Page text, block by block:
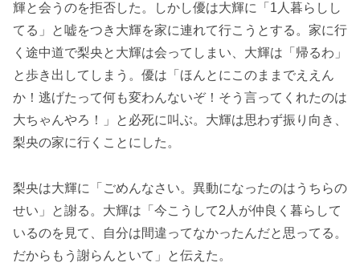
輝と会うのを拒否した。しかし優は大輝に「1人暮らしし
てる」と嘘をつき大輝を家に連れて行こうとする。家に行
く途中道で梨央と大輝は会ってしまい、大輝は「帰るわ」
と歩き出してしまう。優は「ほんとにこのままでええん
か！逃げたって何も変わんないぞ！そう言ってくれたのは
大ちゃんやろ！」と必死に叫ぶ。大輝は思わず振り向き、
梨央の家に行くことにした。
梨央は大輝に「ごめんなさい。異動になったのはうちらの
せい」と謝る。大輝は「今こうして2人が仲良く暮らして
いるのを見て、自分は間違ってなかったんだと思ってる。
だからもう謝らんといて」と伝えた。